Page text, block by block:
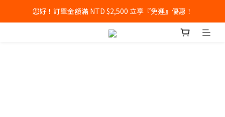
您好！訂單金額滿 NTD $2,500 立享『免運』優惠！